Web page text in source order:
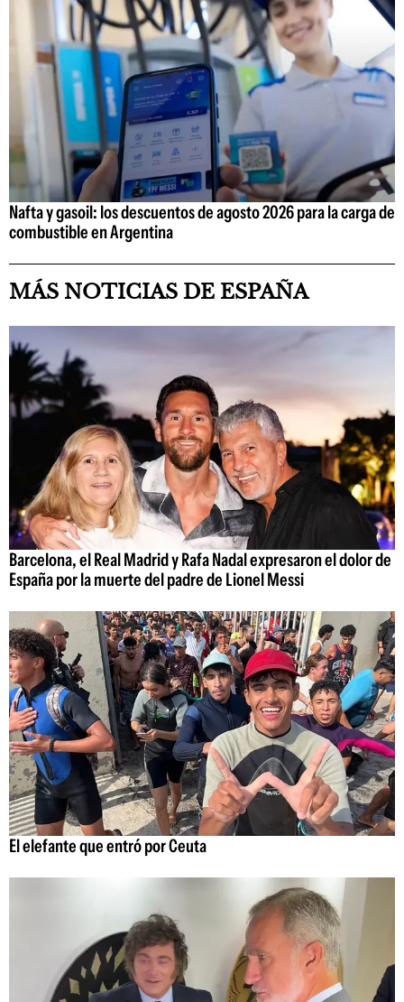
Nafta y gasoil: los descuentos de agosto 2026 para la carga de
combustible en Argentina
MÁS NOTICIAS DE ESPAÑA
Barcelona, el Real Madrid y Rafa Nadal expresaron el dolor de
España por la muerte del padre de Lionel Messi
El elefante que entró por Ceuta